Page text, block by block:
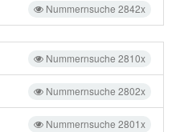
Nummernsuche 2842x
Nummernsuche 2810x
Nummernsuche 2802x
Nummernsuche 2801x